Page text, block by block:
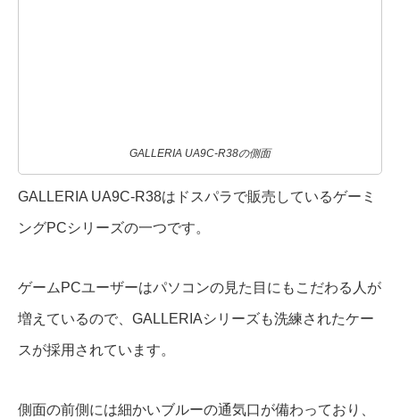
GALLERIA UA9C-R38の側面
GALLERIA UA9C-R38はドスパラで販売しているゲーミ
ングPCシリーズの一つです。
ゲームPCユーザーはパソコンの見た目にもこだわる人が
増えているので、GALLERIAシリーズも洗練されたケー
スが採用されています。
側面の前側には細かいブルーの通気口が備わっており、